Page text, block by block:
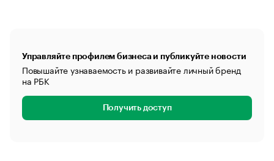
Управляйте профилем бизнеса и публикуйте новости
Повышайте узнаваемость и развивайте личный бренд
на РБК
Получить доступ